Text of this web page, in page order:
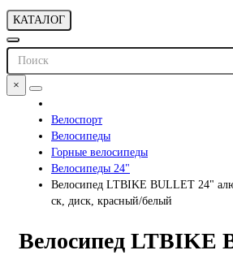
КАТАЛОГ
×
Велоспорт
Велосипеды
Горные велосипеды
Велосипеды 24"
Велосипед LTBIKE BULLET 24"
ск, диск, красный/белый
Велосипед LTBIKE